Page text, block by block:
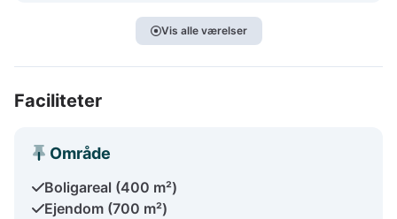
Vis alle værelser
Faciliteter
Område
Boligareal (400 m²)
Ejendom (700 m²)